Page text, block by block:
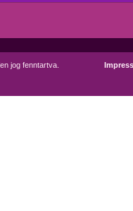
jog fenntartva.